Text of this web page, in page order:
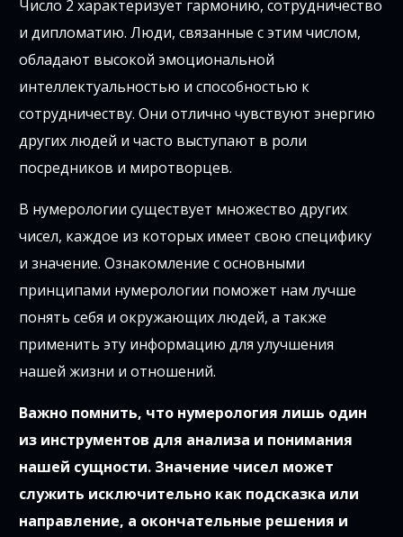
Число 2 характеризует гармонию, сотрудничество
и дипломатию. Люди, связанные с этим числом,
обладают высокой эмоциональной
интеллектуальностью и способностью к
сотрудничеству. Они отлично чувствуют энергию
других людей и часто выступают в роли
посредников и миротворцев.
В нумерологии существует множество других
чисел, каждое из которых имеет свою специфику
и значение. Ознакомление с основными
принципами нумерологии поможет нам лучше
понять себя и окружающих людей, а также
применить эту информацию для улучшения
нашей жизни и отношений.
Важно помнить, что нумерология лишь один
из инструментов для анализа и понимания
нашей сущности. Значение чисел может
служить исключительно как подсказка или
направление, а окончательные решения и